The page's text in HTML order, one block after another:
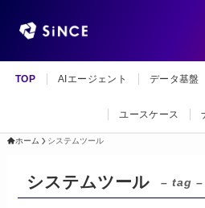
TOP AIエージェント データ基盤
ユースケース
ホーム システムツール
システムツール – tag –